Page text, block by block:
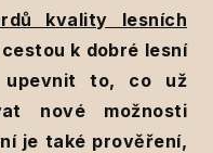
kvality lesních
k dobré lesní
upevnit to, co už
nové možnosti
je také prověření,